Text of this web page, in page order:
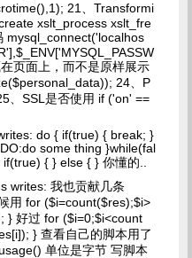
21、Transformi
xslt_process xslt_fre
mysql_connect('localhos
页面上，而不是原样展示
24、P
、SSL是否使用 if ('on' ==
do { if(true) { break; }
some thing }while(fal
{ } else { } 你懂的..
writes: 我也贡献几条
用 for ($i=count($res);$i>
} 好过 for ($i=0;$i<count
} 查看自己的脚本用了
单位是字节 写脚本